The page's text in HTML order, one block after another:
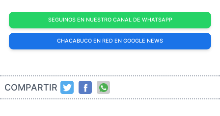
SEGUINOS EN NUESTRO CANAL DE WHATSAPP
CHACABUCO EN RED EN GOOGLE NEWS
COMPARTIR